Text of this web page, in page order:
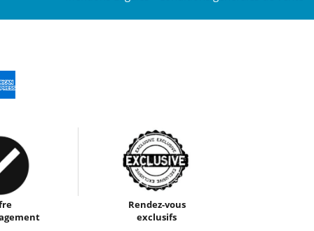
Rendez-vous
exclusifs